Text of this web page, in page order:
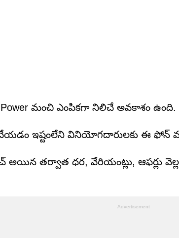
Power మంచి ఎంపికగా నిలిచే అవకాశం ఉంది.
చేయడం ఇష్టంలేని వినియోగదారులకు ఈ
తర్వాత ధర, వేరియంట్లు, ఆఫర్లు